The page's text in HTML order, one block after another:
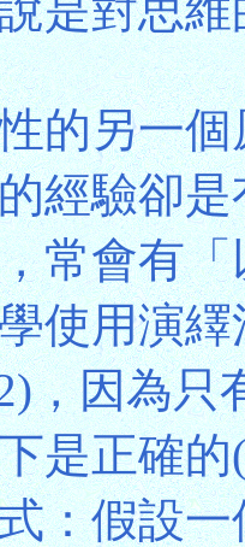
的另一
經驗卻
常會有
使用演
，因為
是正確
：假設